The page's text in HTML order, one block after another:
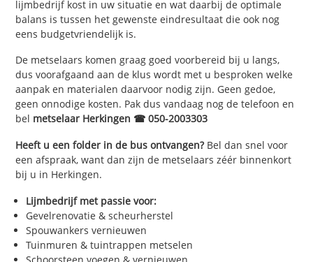
lijmbedrijf kost in uw situatie en wat daarbij de optimale
balans is tussen het gewenste eindresultaat die ook nog
eens budgetvriendelijk is.
De metselaars komen graag goed voorbereid bij u langs,
dus voorafgaand aan de klus wordt met u besproken welke
aanpak en materialen daarvoor nodig zijn. Geen gedoe,
geen onnodige kosten. Pak dus vandaag nog de telefoon en
bel metselaar Herkingen ☎ 050-2003303
Heeft u een folder in de bus ontvangen?Bel dan snel voor
een afspraak, want dan zijn de metselaars zéér binnenkort
bij u in Herkingen.
Lijmbedrijf met passie voor:
Gevelrenovatie & scheurherstel
Spouwankers vernieuwen
Tuinmuren & tuintrappen metselen